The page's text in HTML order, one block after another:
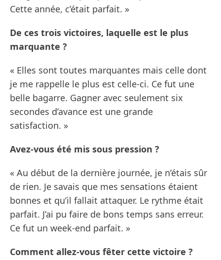
Cette année, c’était parfait. »
De ces trois victoires, laquelle est le plus
marquante ?
« Elles sont toutes marquantes mais celle dont
je me rappelle le plus est celle-ci. Ce fut une
belle bagarre. Gagner avec seulement six
secondes d’avance est une grande
satisfaction. »
Avez-vous été mis sous pression ?
« Au début de la dernière journée, je n’étais sûr
de rien. Je savais que mes sensations étaient
bonnes et qu’il fallait attaquer. Le rythme était
parfait. J’ai pu faire de bons temps sans erreur.
Ce fut un week-end parfait. »
Comment allez-vous fêter cette victoire ?